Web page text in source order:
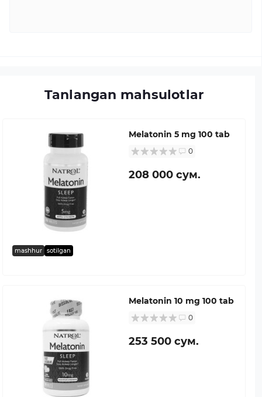
Tanlangan mahsulotlar
mashhur sotilgan
Melatonin 5 mg 100 tab
0
208 000 сум.
Melatonin 10 mg 100 tab
0
253 500 сум.